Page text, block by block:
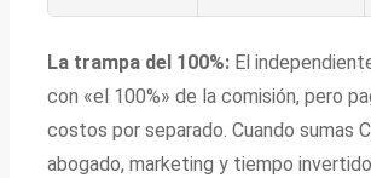
La trampa del 100%: El
con «el 100%» de la comisión, pero
costos por separado. Cuando sumas
abogado, marketing y tiempo